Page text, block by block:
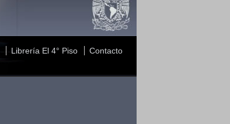
Librería El 4° Piso Contacto